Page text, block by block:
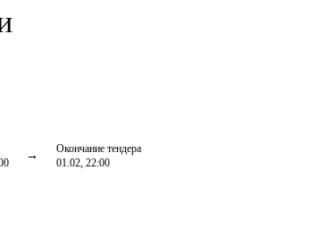
Окончание тендера
01.02, 22:00